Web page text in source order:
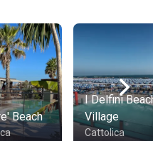
Beach
I Delfini
Village
Cattolica